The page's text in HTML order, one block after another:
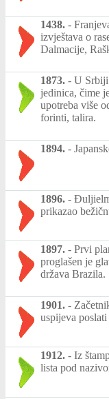
1438. -
izvještava o
Dalmacije,
1873. - U Srbiji
jedinica, čime
upotreba više
forinti, talira.
1894. -
1896. -
prikazao
1897. - Prvi
proglašen je
država Brazila.
1901. -
uspijeva
1912. - Iz
lista pod